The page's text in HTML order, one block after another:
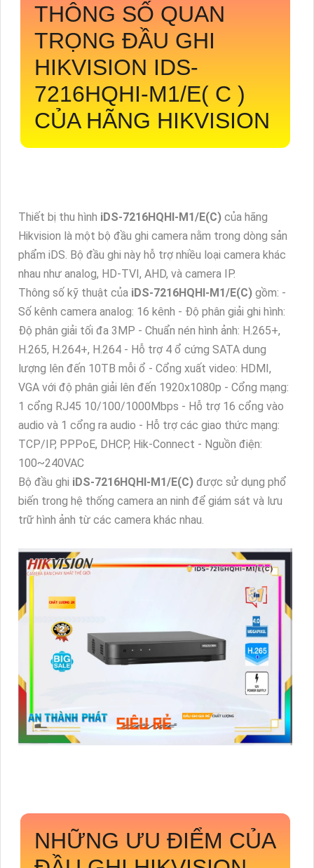
THÔNG SỐ QUAN
TRỌNG ĐẦU GHI
HIKVISION IDS-
7216HQHI-M1/E( C )
CỦA HÃNG HIKVISION
Thiết bị thu hình iDS-7216HQHI-M1/E(C) của hãng
Hikvision là một bộ đầu ghi camera nằm trong dòng sản
phẩm iDS. Bộ đầu ghi này hỗ trợ nhiều loại camera khác
nhau như analog, HD-TVI, AHD, và camera IP.
Thông số kỹ thuật của iDS-7216HQHI-M1/E(C) gồm: -
Số kênh camera analog: 16 kênh - Độ phân giải ghi hình:
Độ phân giải tối đa 3MP - Chuẩn nén hình ảnh: H.265+,
H.265, H.264+, H.264 - Hỗ trợ 4 ổ cứng SATA dung
lượng lên đến 10TB mỗi ổ - Cổng xuất video: HDMI,
VGA với độ phân giải lên đến 1920x1080p - Cổng mạng:
1 cổng RJ45 10/100/1000Mbps - Hỗ trợ 16 cổng vào
audio và 1 cổng ra audio - Hỗ trợ các giao thức mạng:
TCP/IP, PPPoE, DHCP, Hik-Connect - Nguồn điện:
100~240VAC
Bộ đầu ghi iDS-7216HQHI-M1/E(C) được sử dụng phổ
biến trong hệ thống camera an ninh để giám sát và lưu
trữ hình ảnh từ các camera khác nhau.
NHỮNG ƯU ĐIỂM CỦA